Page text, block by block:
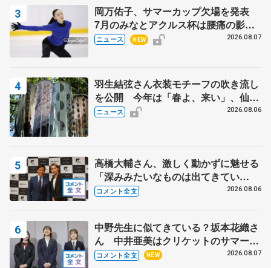
岡万佑子、サマーカップ欠場を発表
7月のみなとアクルス杯は腰痛の影響
で
ニュース NEW 2026.08.07
羽生結弦さん衣装モチーフの吹き流し
を公開 今年は「春よ、来い」、仙台
の瑞鳳殿
ニュース 2026.08.06
高橋大輔さん、激しく動かずに魅せる
「深みみたいなものは出てきてい
る？」 〝兄さん〟と慕うレジェンド
コメント全文 2026.08.06
中野先生に似てきている？坂本花織さ
ん 中井亜美はクリケットのサマーキ
ャンプに 島田麻央はたくさん試合に
コメント全文 NEW 2026.08.07